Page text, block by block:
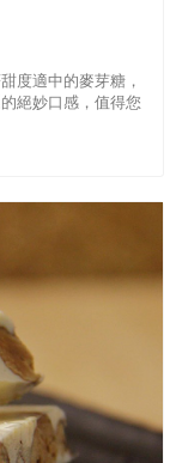
度適中的麥芽糖，
絕妙口感，值得您